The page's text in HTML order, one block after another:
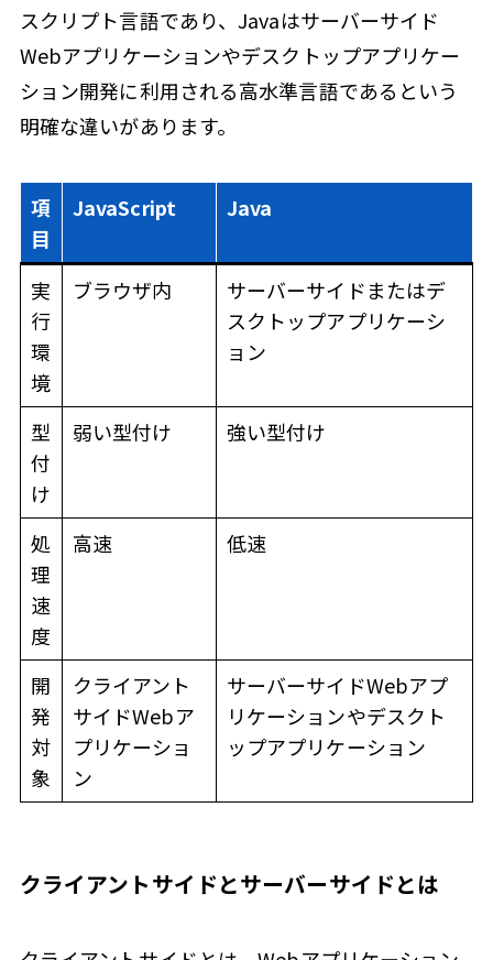
スクリプト言語であり、Javaはサーバーサイド
Webアプリケーションやデスクトップアプリケー
ション開発に利用される高水準言語であるという
明確な違いがあります。
項
目
JavaScript Java
実
行
環
境
ブラウザ内
サーバーサイドまたはデ
スクトップアプリケーシ
ョン
型
付
け
弱い型付け 強い型付け
処
理
速
度
高速 低速
開
発
対
象
クライアント
サイドWebア
プリケーショ
ン
サーバーサイドWebアプ
リケーションやデスクト
ップアプリケーション
クライアントサイドとサーバーサイドとは